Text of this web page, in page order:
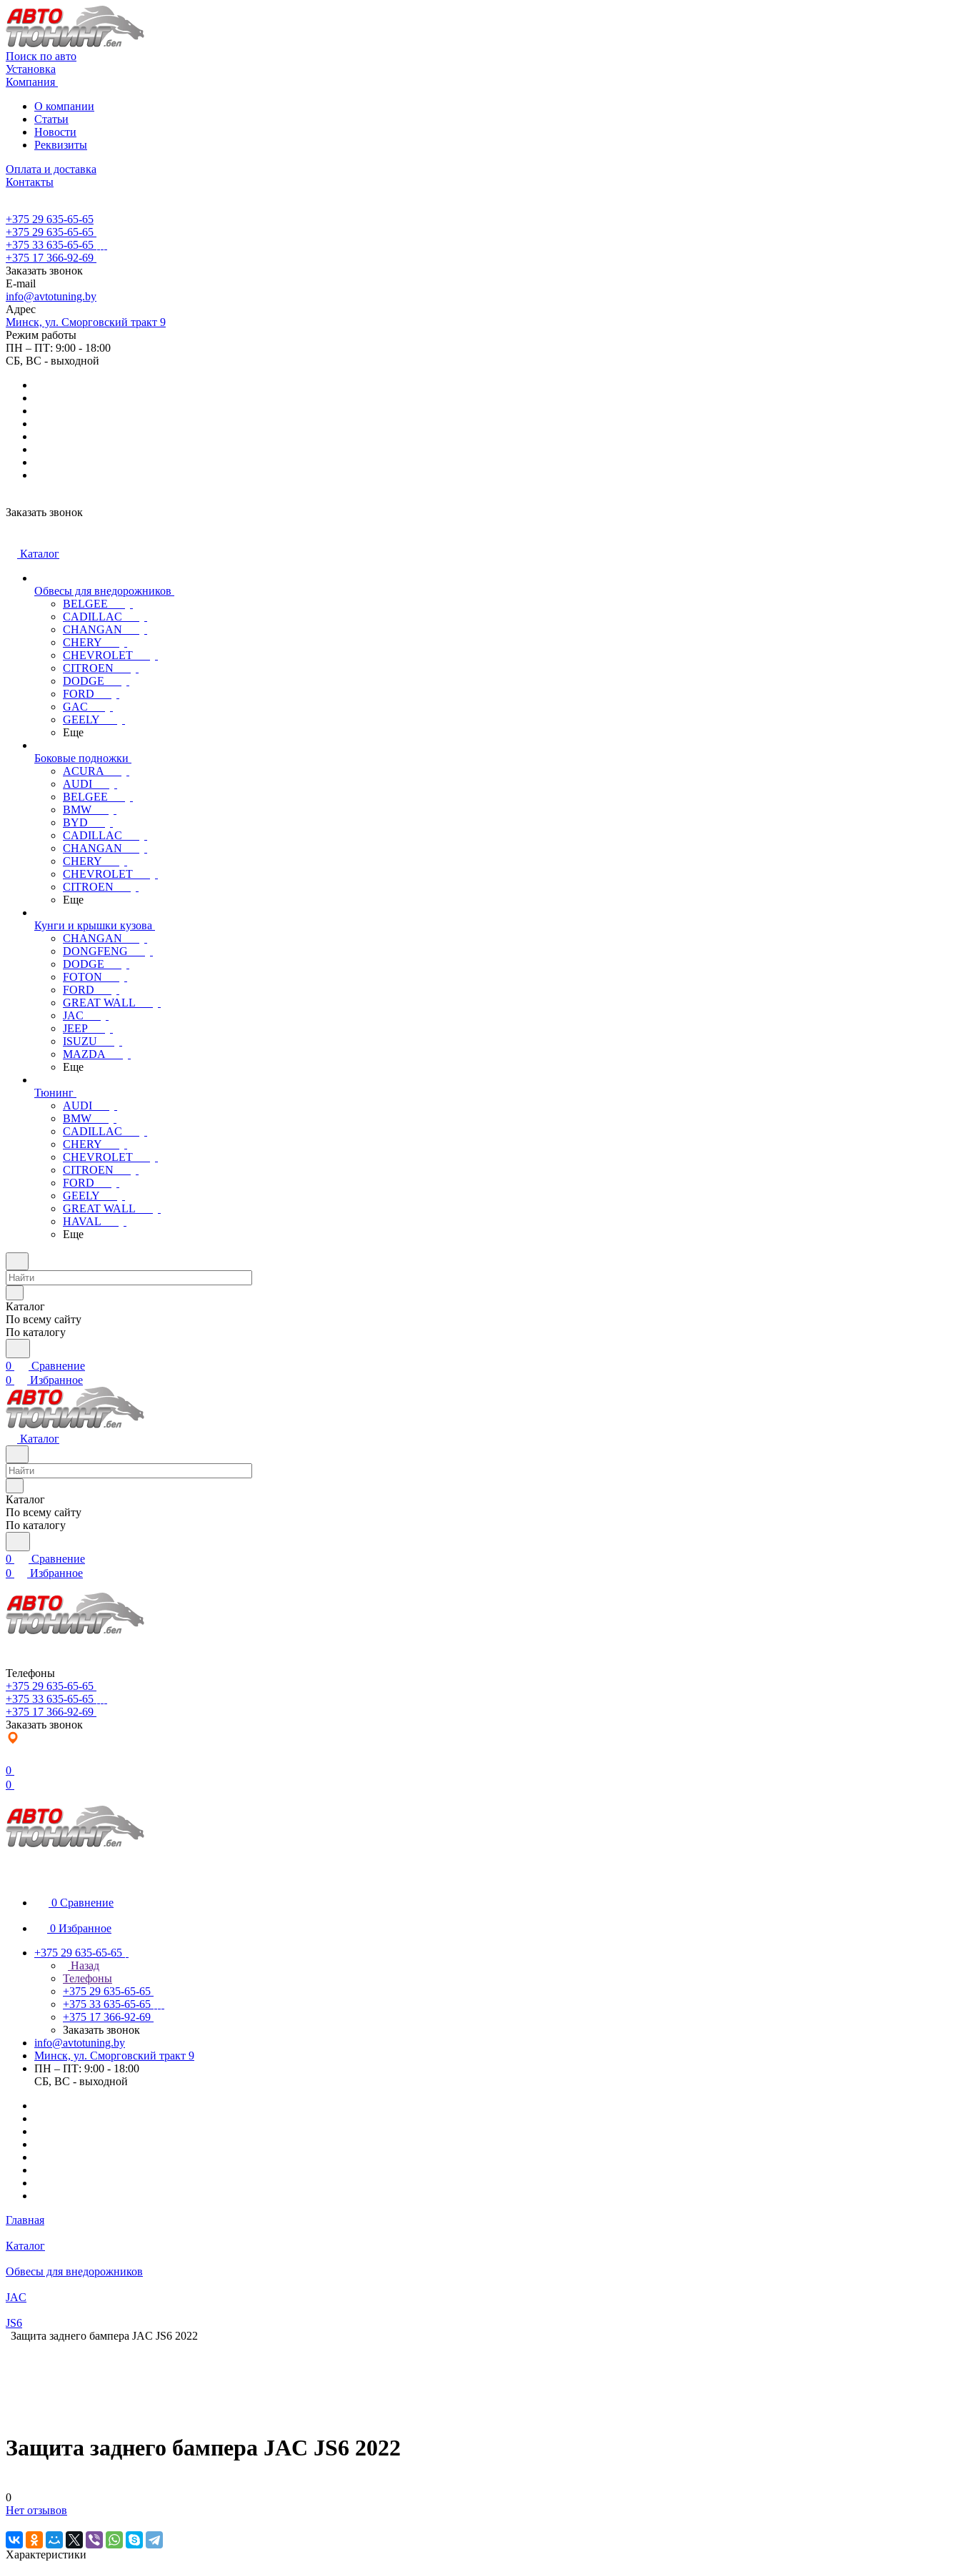
Поиск по авто
Установка
Компания
О компании
Статьи
Новости
Реквизиты
Оплата и доставка
Контакты
+375 29 635-65-65
+375 29 635-65-65
+375 33 635-65-65
+375 17 366-92-69
Заказать звонок
E-mail
info@avtotuning.by
Адрес
Минск, ул. Сморговский тракт 9
Режим работы
ПН – ПТ: 9:00 - 18:00
СБ, ВС - выходной
Заказать звонок
Каталог
Обвесы для внедорожников
BELGEE
CADILLAC
CHANGAN
CHERY
CHEVROLET
CITROEN
DODGE
FORD
GAC
GEELY
Еще
Боковые подножки
ACURA
AUDI
BELGEE
BMW
BYD
CADILLAC
CHANGAN
CHERY
CHEVROLET
CITROEN
Еще
Кунги и крышки кузова
CHANGAN
DONGFENG
DODGE
FOTON
FORD
GREAT WALL
JAC
JEEP
ISUZU
MAZDA
Еще
Тюнинг
AUDI
BMW
CADILLAC
CHERY
CHEVROLET
CITROEN
FORD
GEELY
GREAT WALL
HAVAL
Еще
Каталог
По всему сайту
По каталогу
0
Сравнение
0
Избранное
Каталог
Каталог
По всему сайту
По каталогу
0
Сравнение
0
Избранное
Телефоны
+375 29 635-65-65
+375 33 635-65-65
+375 17 366-92-69
Заказать звонок
0
0
0 Сравнение
0 Избранное
+375 29 635-65-65
Назад
Телефоны
+375 29 635-65-65
+375 33 635-65-65
+375 17 366-92-69
Заказать звонок
info@avtotuning.by
Минск, ул. Сморговский тракт 9
ПН – ПТ: 9:00 - 18:00
СБ, ВС - выходной
Главная
Каталог
Обвесы для внедорожников
JAC
JS6
Защита заднего бампера JAC JS6 2022
Защита заднего бампера JAC JS6 2022
0
Нет отзывов
Характеристики